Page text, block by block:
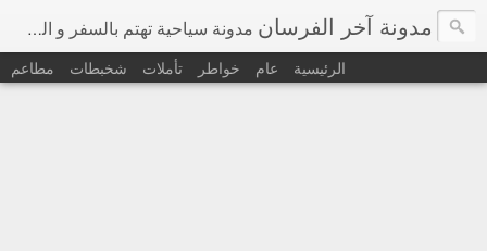
مدونة آخر الفرسان مدونة سياحية تهتم بالسفر و السياحة في اوروبا و حول العالم
الرئيسية عام خواطر تأملات شخبطات مطاعم